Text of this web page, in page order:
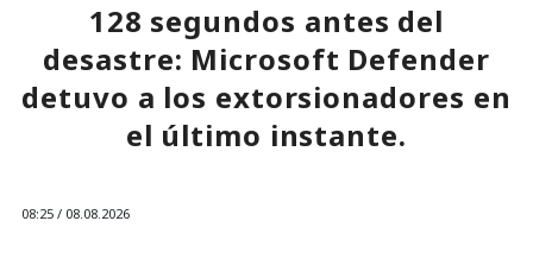
128 segundos antes del
desastre: Microsoft Defender
detuvo a los extorsionadores en
el último instante.
08:25 / 08.08.2026